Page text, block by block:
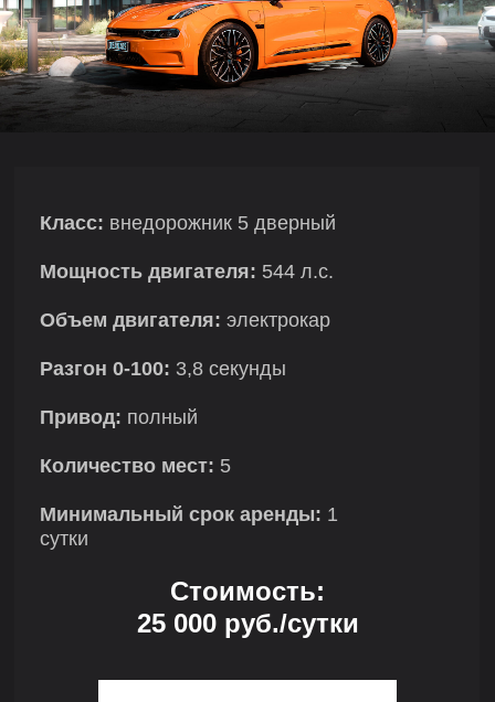
Класс: внедорожник 5 дверный
Мощность двигателя: 544 л.с.
Объем двигателя: электрокар
Разгон 0-100: 3,8 секунды
Привод: полный
Количество мест: 5
Минимальный срок аренды: 1
сутки
Стоимость:
25 000 руб./сутки